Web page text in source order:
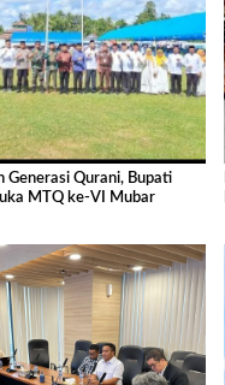
Generasi Qurani, Bupati
MTQ ke-VI Mubar